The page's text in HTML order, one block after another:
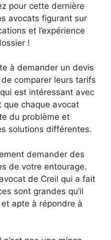
pour cette dernière
avocats figurant sur
et l’expérience
!
à demander un devis
comparer leurs tarifs
est intéressant avec
que chaque avocat
du problème et
solutions différentes.
demander des
de votre entourage.
de Creil qui a fait
sont grandes qu’il
apte à répondre à